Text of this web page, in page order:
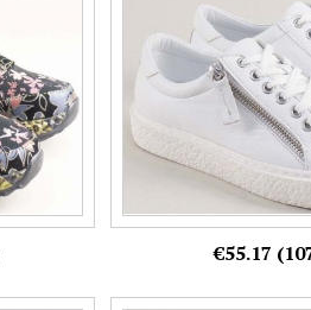
€55.17